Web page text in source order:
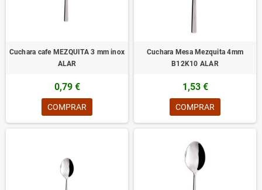
Cuchara cafe MEZQUITA 3 mm inox
ALAR
0,79 €
COMPRAR
Cuchara Mesa Mezquita 4mm
B12K10 ALAR
1,53 €
COMPRAR